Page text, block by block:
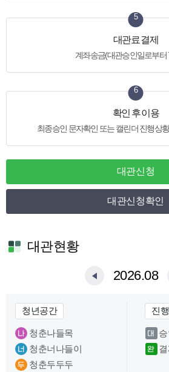
5
대관료 결제
계좌송금(대관승인일로부터
6
확인 후 이용
최종승인 문자확인 또는 캘린더 진행상
대관신청
대관신청확인
대관현황
2026.08
청년공간
청춘나들목
청춘너나들이
청춘두두두
진